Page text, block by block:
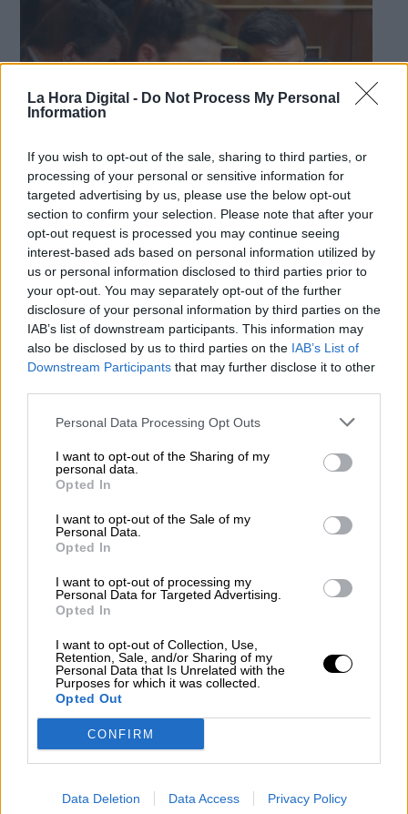
La Hora Digital - Do Not Process My Personal
Information
If you wish to opt-out of the sale, sharing to third parties, or
processing of your personal or sensitive information for
targeted advertising by us, please use the below opt-out
section to confirm your selection. Please note that after your
opt-out request is processed you may continue seeing
interest-based ads based on personal information utilized by
us or personal information disclosed to third parties prior to
your opt-out. You may separately opt-out of the further
disclosure of your personal information by third parties on the
IAB’s list of downstream participants. This information may
also be disclosed by us to third parties on the IAB’s List of
Downstream Participants that may further disclose it to other
Personal Data Processing Opt Outs
I want to opt-out of the Sharing of my
personal data.
Opted In
I want to opt-out of the Sale of my
Personal Data.
Opted In
I want to opt-out of processing my
Personal Data for Targeted Advertising.
Opted In
I want to opt-out of Collection, Use,
Retention, Sale, and/or Sharing of my
Personal Data that Is Unrelated with the
Purposes for which it was collected.
Opted Out
CONFIRM
Data Deletion Data Access Privacy Policy
Rufián (ERC) y Esteban (PNV) achacan
el auge de Vox a Sánchez aunque no se
cierran a negociar
PorPablo Castro
Más artículos de este autor
lunes, 11 de noviembre de 2019
El Gobierno convalida el decreto ley
contra la republica catalana con el
apoyo de PP y Cs y la abstención de
UP
miércoles, 27 de noviembre de 2019